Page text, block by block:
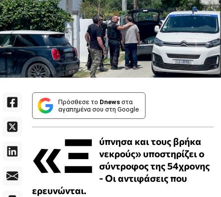
Πρόσθεσε το Dnews στα
αγαπημένα σου στη Google
«Ξ
ύπνησα και τους βρήκα
νεκρούς» υποστηρίζει ο
σύντροφος της 54χρονης
- Οι αντιφάσεις που
ερευνώνται.